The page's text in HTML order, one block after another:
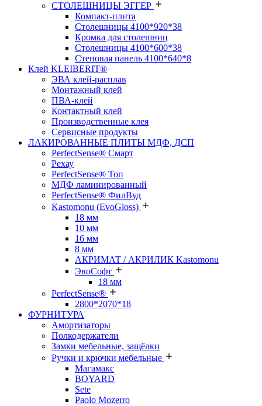
СТОЛЕШНИЦЫ ЭГГЕР
Компакт-плита
Столешницы 4100*920*38
Кромка для столешниц
Столешницы 4100*600*38
Стеновая панель 4100*640*8
Клей KLEIBERIT®
ЭВА клей-расплав
Монтажный клей
ПВА-клей
Контактный клей
Производственные клея
Сервисные продукты
ЛАКИРОВАННЫЕ ПЛИТЫ МДФ, ДСП
PerfectSense® Смарт
Рехау
PerfectSense® Топ
МДФ ламинированный
PerfectSense® ФилВуд
Kastomonu (EvoGloss)
18 мм
10 мм
16 мм
8 мм
АКРИМАТ / АКРИЛИК Kastomonu
ЭвоСофт
18 мм
PerfectSense®
2800*2070*18
ФУРНИТУРА
Амортизаторы
Полкодержатели
Замки мебельные, защёлки
Ручки и крючки мебельные
Магамакс
BOYARD
Sete
Paolo Mozerro